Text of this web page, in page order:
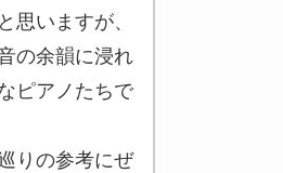
思いますが、
の余韻に浸れ
ピアノたちで
りの参考にぜ